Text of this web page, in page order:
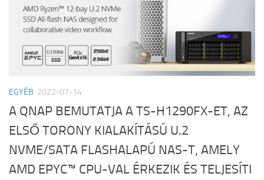
EGYÉB 2022-07-14
A QNAP BEMUTATJA A TS-H1290FX-ET, AZ
ELSŐ TORONY KIALAKÍTÁSÚ U.2
NVME/SATA FLASHALAPÚ NAS-T, AMELY
AMD EPYC™ CPU-VAL ÉRKEZIK ÉS TELJESÍTI